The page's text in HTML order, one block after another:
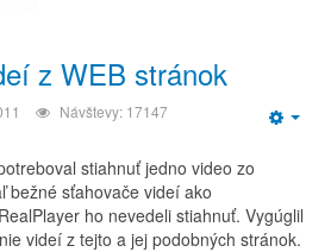
z WEB stránok
Návštevy: 17147
stiahnuť jedno video zo
bežné sťahovače videí ako
ho nevedeli stiahnuť. Vygúglil
videí z tejto a jej podobných stránok.